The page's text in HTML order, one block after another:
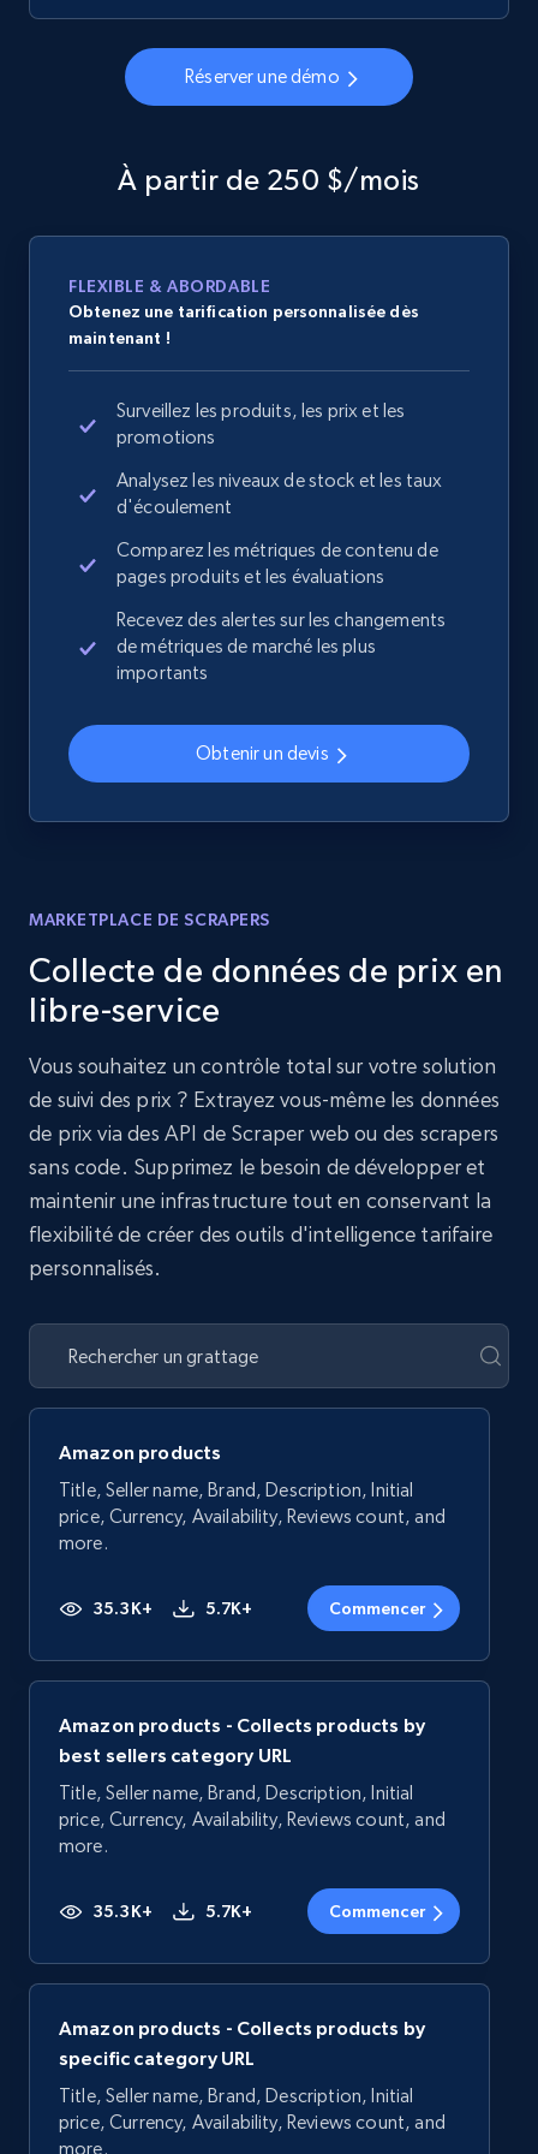
Réserver une démo
À partir de 250 $/mois
FLEXIBLE & ABORDABLE
Obtenez une tarification personnalisée dès
maintenant !
Surveillez les produits, les prix et les
promotions
Analysez les niveaux de stock et les taux
d'écoulement
Comparez les métriques de contenu de
pages produits et les évaluations
Recevez des alertes sur les changements
de métriques de marché les plus
importants
Obtenir un devis
MARKETPLACE DE SCRAPERS
Collecte de données de prix en
libre-service
Vous souhaitez un contrôle total sur votre solution
de suivi des prix ? Extrayez vous-même les données
de prix via des API de Scraper web ou des scrapers
sans code. Supprimez le besoin de développer et
maintenir une infrastructure tout en conservant la
flexibilité de créer des outils d'intelligence tarifaire
personnalisés.
Amazon products
Title, Seller name, Brand, Description, Initial
price, Currency, Availability, Reviews count, and
more.
35.3K+ 5.7K+ Commencer
Amazon products - Collects products by
best sellers category URL
Title, Seller name, Brand, Description, Initial
price, Currency, Availability, Reviews count, and
more.
35.3K+ 5.7K+ Commencer
Amazon products - Collects products by
specific category URL
Title, Seller name, Brand, Description, Initial
price, Currency, Availability, Reviews count, and
more.